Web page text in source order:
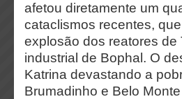
afetou diretamente um
cataclismos recentes,
explosão dos reatores de
industrial de Bophal. O
Katrina devastando a
Brumadinho e Belo